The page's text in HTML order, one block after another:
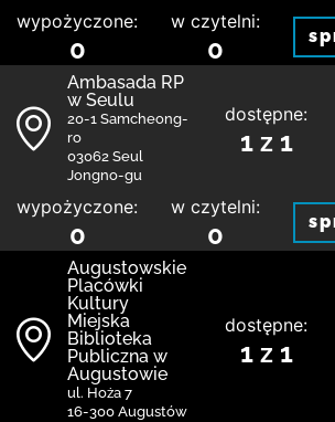
wypożyczone:
0
w czytelni:
0
Ambasada RP
w Seulu
20-1 Samcheong-
ro
03062 Seul
Jongno-gu
dostępne:
1 z 1
wypożyczone:
0
w czytelni:
0
Augustowskie
Placówki
Kultury
Miejska
Biblioteka
Publiczna w
Augustowie
ul. Hoża 7
16-300 Augustów
dostępne:
1 z 1